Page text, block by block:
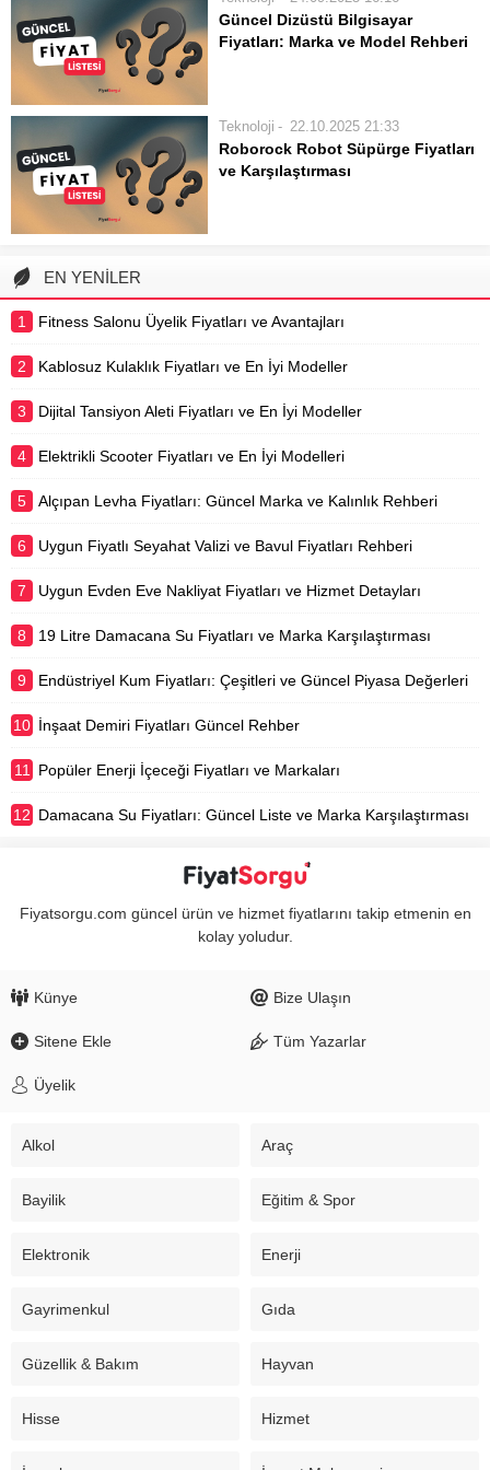
uygun akıllı telefon modelleri
hakkında detaylı bilgi edinin. En
popüler markaların sunduğu
Güncel Dizüstü Bilgisayar
Fiyatları: Marka ve Model Rehberi
dizüstü bilgisayarlar, teknolojinin en
dinamik ve en çeşitli ürün
kategorilerinden birini oluşturuyor.
Teknoloji 22.10.2025 21:33
Roborock Robot Süpürge Fiyatları
ve Karşılaştırması
özellikleriyle dikkat çekmektedir. Bu
EN YENİLER
1 Fitness Salonu Üyelik Fiyatları ve Avantajları
2 Kablosuz Kulaklık Fiyatları ve En İyi Modeller
3 Dijital Tansiyon Aleti Fiyatları ve En İyi Modeller
4 Elektrikli Scooter Fiyatları ve En İyi Modelleri
5 Alçıpan Levha Fiyatları: Güncel Marka ve Kalınlık Rehberi
6 Uygun Fiyatlı Seyahat Valizi ve Bavul Fiyatları Rehberi
7 Uygun Evden Eve Nakliyat Fiyatları ve Hizmet Detayları
8 19 Litre Damacana Su Fiyatları ve Marka Karşılaştırması
9 Endüstriyel Kum Fiyatları: Çeşitleri ve Güncel Piyasa Değerleri
10 İnşaat Demiri Fiyatları Güncel Rehber
11 Popüler Enerji İçeceği Fiyatları ve Markaları
12 Damacana Su Fiyatları: Güncel Liste ve Marka Karşılaştırması
Fiyatsorgu.com güncel ürün ve hizmet fiyatlarını takip etmenin en
kolay yoludur.
Künye Bize Ulaşın
Sitene Ekle Tüm Yazarlar
Üyelik
Alkol Araç
Bayilik Eğitim & Spor
Elektronik Enerji
Gayrimenkul Gıda
Güzellik & Bakım Hayvan
Hisse Hizmet